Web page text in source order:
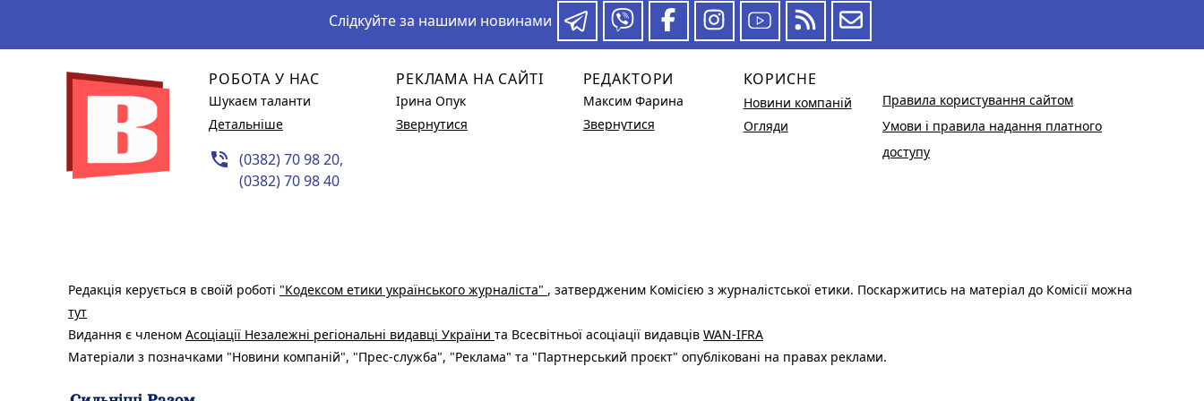
Слідкуйте за нашими новинами
РОБОТА У НАС
Шукаєм таланти
Детальніше
phone_in_talk (0382) 70 98 20,
(0382) 70 98 40
РЕКЛАМА НА САЙТІ
Ірина Опук
Звернутися
РЕДАКТОРИ
Максим Фарина
Звернутися
КОРИСНЕ
Новини компаній
Огляди
Правила користування сайтом
Умови і правила надання платного
доступу
Редакція керується в своїй роботі "Кодексом етики українського журналіста" , затвердженим Комісією з журналістської етики. Поскаржитись на матеріал до Комісії можна
тут
Видання є членом Асоціації Незалежні регіональні видавці України та Всесвітньої асоціації видавців WAN-IFRA
Матеріали з позначками "Новини компаній", "Прес-служба", "Реклама" та "Партнерський проєкт" опубліковані на правах реклами.